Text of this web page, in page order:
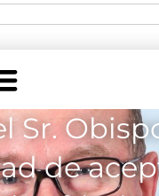
Sr.
de